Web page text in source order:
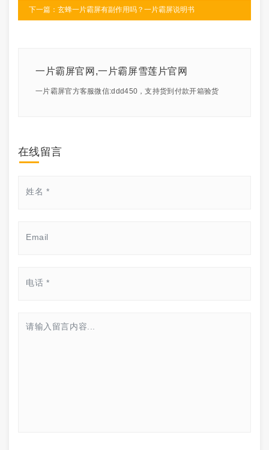
下一篇：玄蜂一片霸屏有副作用吗？一片霸屏说明书
一片霸屏官网,一片霸屏雪莲片官网
一片霸屏官方客服微信:ddd450，支持货到付款开箱验货
在线留言